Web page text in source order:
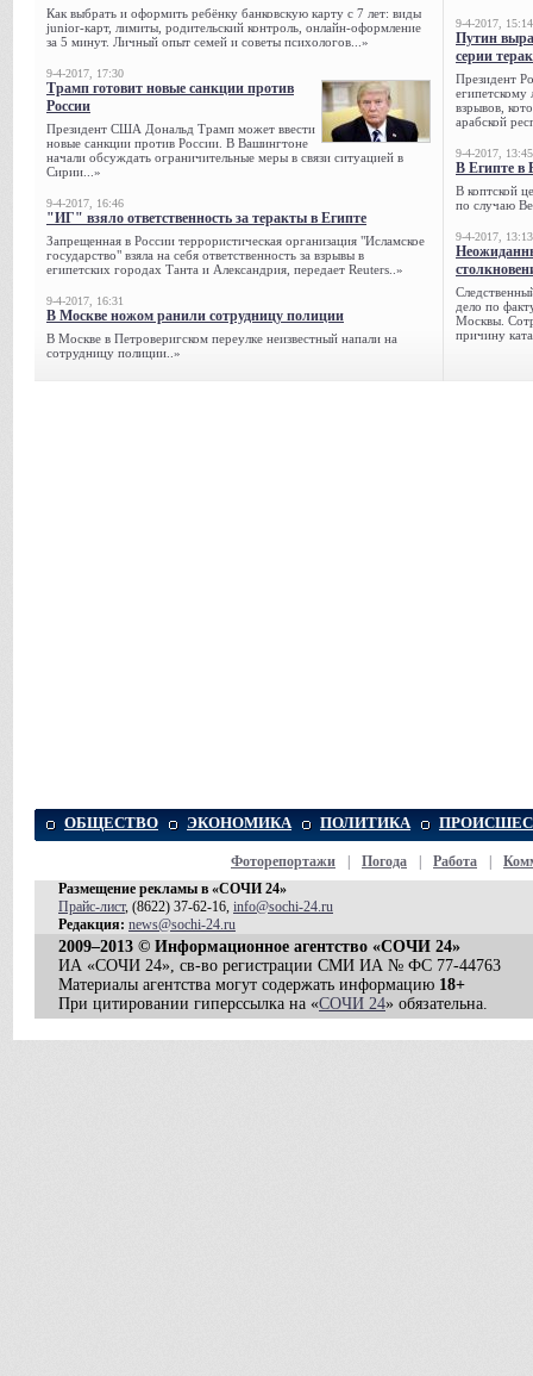
Как выбрать и оформить ребёнку банковскую карту с 7 лет: виды
junior-карт, лимиты, родительский контроль, онлайн-оформление
за 5 минут. Личный опыт семей и советы психологов...»
9-4-2017, 17:30
Трамп готовит новые санкции против
России
Президент США Дональд Трамп может ввести
новые санкции против России. В Вашингтоне
начали обсуждать ограничительные меры в связи ситуацией в
Сирии...»
9-4-2017, 16:46
"ИГ" взяло ответственность за теракты в Египте
Запрещенная в России террористическая организация "Исламское
государство" взяла на себя ответственность за взрывы в
египетских городах Танта и Александрия, передает Reuters..»
9-4-2017, 16:31
В Москве ножом ранили сотрудницу полиции
В Москве в Петроверигском переулке неизвестный напали на
сотрудницу полиции..»
9-4-2017, 15:14
Путин
серии
Президент
египетскому
взрывов,
арабской
9-4-2017, 13:45
В Египте в
В коптской
по случаю
9-4-2017, 13:13
дело по
Москвы.
причину
ОБЩЕСТВО ЭКОНОМИКА ПОЛИТИКА
Фоторепортажи Погода Работа
Размещение рекламы в «СОЧИ 24»
Прайс-лист, (8622) 37-62-16, info@sochi-24.ru
Редакция: news@sochi-24.ru
2009–2013 © Информационное агентство «СОЧИ 24»
ИА «СОЧИ 24», св-во регистрации СМИ ИА № ФС 77-44763
Материалы агентства могут содержать информацию 18+
При цитировании гиперссылка на «СОЧИ 24» обязательна.